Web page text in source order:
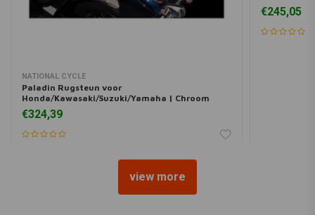
NATIONAL CYCLE
Paladin Rugsteun voor
Honda/Kawasaki/Suzuki/Yamaha | Chroom
€324,39
€245,05
view more